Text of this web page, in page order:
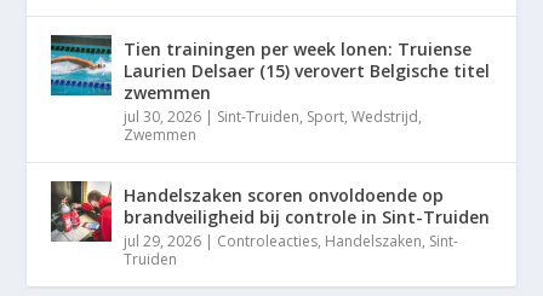
Tien trainingen per week lonen: Truiense
Laurien Delsaer (15) verovert Belgische titel
zwemmen
jul 30, 2026 | Sint-Truiden, Sport,Wedstrijd,
Zwemmen
Handelszaken scoren onvoldoende op
brandveiligheid bij controle in Sint-Truiden
jul 29, 2026 | Controleacties, Handelszaken, Sint-
Truiden